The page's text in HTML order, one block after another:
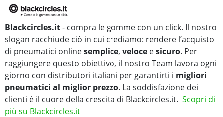
Blackcircles.it- compra le gomme con un click. Il nostro
slogan racchiude ciò in cui crediamo: rendere l’acquisto
di pneumatici onlinesemplice, veloce esicuro. Per
raggiungere questo obiettivo, il nostro Team lavora ogni
giorno con distributori italiani per garantirti i migliori
pneumatici al miglior prezzo. La soddisfazione dei
clienti è il cuore della crescita di Blackcircles.it. Scopri di
più su Blackcircles.it